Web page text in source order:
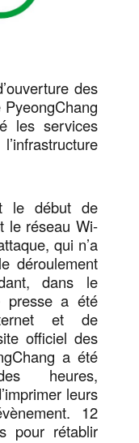
des
PyeongChang
les services
le début de
le réseau Wi-
qui n’a
déroulement
dans le
presse a été
et de
officiel des
a été
heures,
leurs
12
pour rétablir